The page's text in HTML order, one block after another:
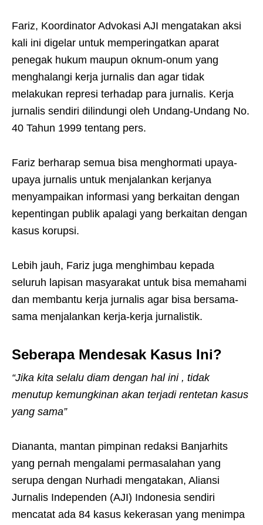
Fariz, Koordinator Advokasi AJI mengatakan aksi
kali ini digelar untuk memperingatkan aparat
penegak hukum maupun oknum-onum yang
menghalangi kerja jurnalis dan agar tidak
melakukan represi terhadap para jurnalis. Kerja
jurnalis sendiri dilindungi oleh Undang-Undang No.
40 Tahun 1999 tentang pers.
Fariz berharap semua bisa menghormati upaya-
upaya jurnalis untuk menjalankan kerjanya
menyampaikan informasi yang berkaitan dengan
kepentingan publik apalagi yang berkaitan dengan
kasus korupsi.
Lebih jauh, Fariz juga menghimbau kepada
seluruh lapisan masyarakat untuk bisa memahami
dan membantu kerja jurnalis agar bisa bersama-
sama menjalankan kerja-kerja jurnalistik.
Seberapa Mendesak Kasus Ini?
“Jika kita selalu diam dengan hal ini , tidak
menutup kemungkinan akan terjadi rentetan kasus
yang sama”
Diananta, mantan pimpinan redaksi Banjarhits
yang pernah mengalami permasalahan yang
serupa dengan Nurhadi mengatakan, Aliansi
Jurnalis Independen (AJI) Indonesia sendiri
mencatat ada 84 kasus kekerasan yang menimpa